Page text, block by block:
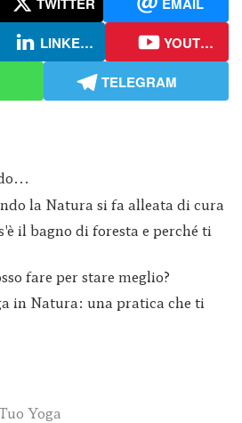
LINKEDIN
YOUTUBE
TELEGRAM
la Natura si fa alleata di cura
il bagno di foresta e perché ti
fare per stare meglio?
in Natura: una pratica che ti
Yoga